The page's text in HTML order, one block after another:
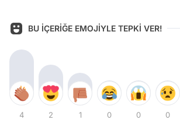
BU İÇERİĞE EMOJİYLE TEPKİ VER!
4 2 1 0 0 0